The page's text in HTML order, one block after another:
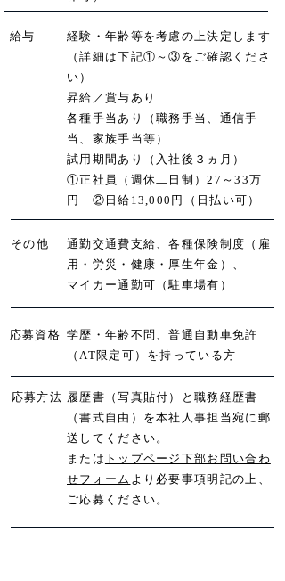
給与
経験・年齢等を考慮の上決定します
（詳細は下記①～③をご確認くださ
い）
昇給／賞与あり
各種手当あり（職務手当、通信手
当、家族手当等）
試用期間あり（入社後３ヵ月）
①正社員（週休二日制）27～33万
円 ②日給13,000円（日払い可）
その他
通勤交通費支給、各種保険制度（雇
用・労災・健康・厚生年金）、
マイカー通勤可（駐車場有）
​応募資格 学歴・年齢不問、普通自動車免許
（AT限定可）を持っている方
​応募方法 履歴書（写真貼付）と職務経歴書
（書式自由）を本社人事担当宛に郵
送してください。
​または トップページ下部お問い合わ
せフォーム より必要事項明記の上、
ご応募ください。